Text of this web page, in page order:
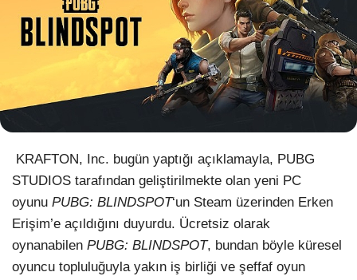
Facebook
Instagram
Youtube
Pinterest
Dribbble
KRAFTON, Inc. bugün yaptığı açıklamayla, PUBG
STUDIOS tarafından geliştirilmekte olan yeni PC
oyunu PUBG: BLINDSPOT‘un Steam üzerinden Erken
Erişim’e açıldığını duyurdu. Ücretsiz olarak
oynanabilen PUBG: BLINDSPOT, bundan böyle küresel
oyuncu topluluğuyla yakın iş birliği ve şeffaf oyun